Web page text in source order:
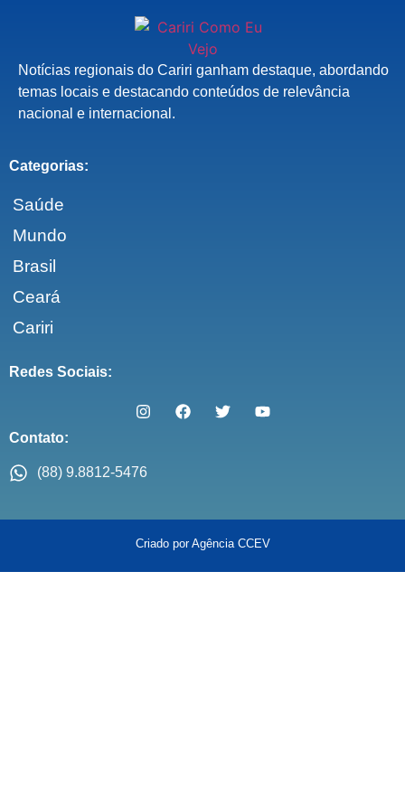
Notícias regionais do Cariri ganham destaque, abordando
temas locais e destacando conteúdos de relevância
nacional e internacional.
Categorias:
Saúde
Mundo
Brasil
Ceará
Cariri
Redes Sociais:
Contato:
(88) 9.8812-5476
Criado por Agência CCEV